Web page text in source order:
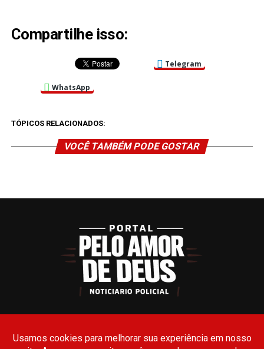
Compartilhe isso:
Telegram
WhatsApp
TÓPICOS RELACIONADOS:
VOCÊ TAMBÉM PODE GOSTAR